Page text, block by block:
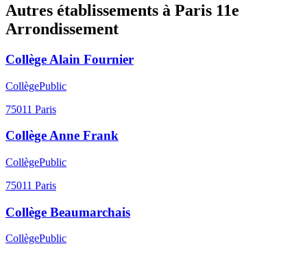
Autres établissements à Paris 11e
Arrondissement
Collège Alain Fournier
CollègePublic
75011 Paris
Collège Anne Frank
CollègePublic
75011 Paris
Collège Beaumarchais
CollègePublic